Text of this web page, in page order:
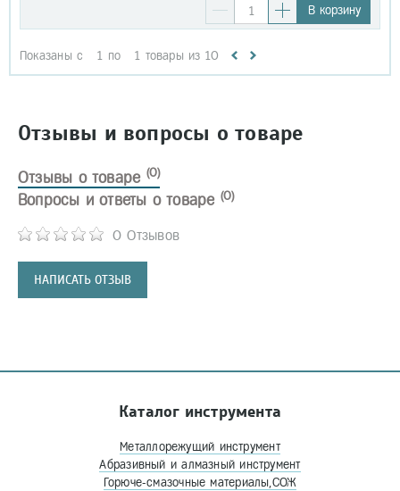
В корзину
Показаны с 1 по 1 товары из 10
Отзывы и вопросы о товаре
Отзывы о товаре (0)
0 Отзывов
НАПИСАТЬ ОТЗЫВ
Вопросы и ответы о товаре (0)
Каталог инструмента
Металлорежущий инструмент
Абразивный и алмазный инструмент
Горюче-смазочные материалы,СОЖ